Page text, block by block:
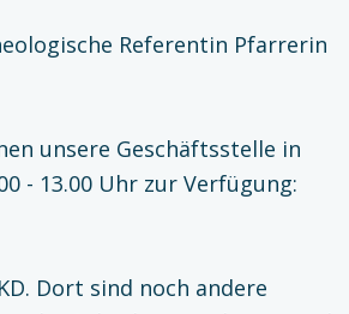
Referentin Pfarrerin
unsere Geschäftsstelle in
- 13.00 Uhr zur Verfügung:
Dort sind noch andere